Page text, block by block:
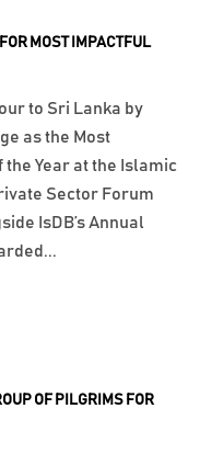
OF PILGRIMS FOR
MOST IMPACTFUL
to Sri Lanka by
as the Most
the Year at the Islamic
Sector Forum
IsDB’s Annual